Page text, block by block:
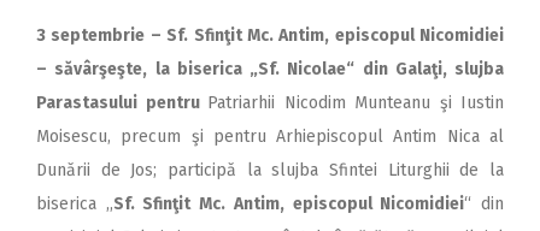
3 septembrie – Sf. Sfinţit Mc. Antim, episcopul Nicomidiei
– săvârşeşte, la biserica „Sf. Nicolae“ din Galaţi, slujba
Parastasului pentru Patriarhii Nicodim Munteanu şi Iustin
Moisescu, precum şi pentru Arhiepiscopul Antim Nica al
Dunării de Jos; participă la slujba Sfintei Liturghii de la
biserica ,,Sf. Sfinţit Mc. Antim, episcopul Nicomidiei“ din